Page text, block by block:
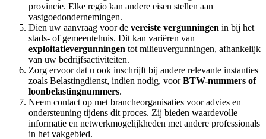
provincie. Elke regio kan andere eisen stellen aan
vastgoedondernemingen.
Dien uw aanvraag voor de vereiste vergunningen in bij het
stads- of gemeentehuis. Dit kan variëren van
exploitatievergunningen tot milieuvergunningen, afhankelijk
van uw bedrijfsactiviteiten.
Zorg ervoor dat u ook inschrijft bij andere relevante instanties
zoals Belastingdienst, indien nodig, voorBTW-nummers of
loonbelastingnummers.
Neem contact op met brancheorganisaties voor advies en
ondersteuning tijdens dit proces. Zij bieden waardevolle
informatie en netwerkmogelijkheden met andere professionals
in het vakgebied.